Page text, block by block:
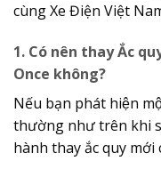
cùng Xe Điện Việt
1. Có nên thay Ắc
Once không?
Nếu bạn phát hiện
thường như trên khi
hành thay ắc quy mới